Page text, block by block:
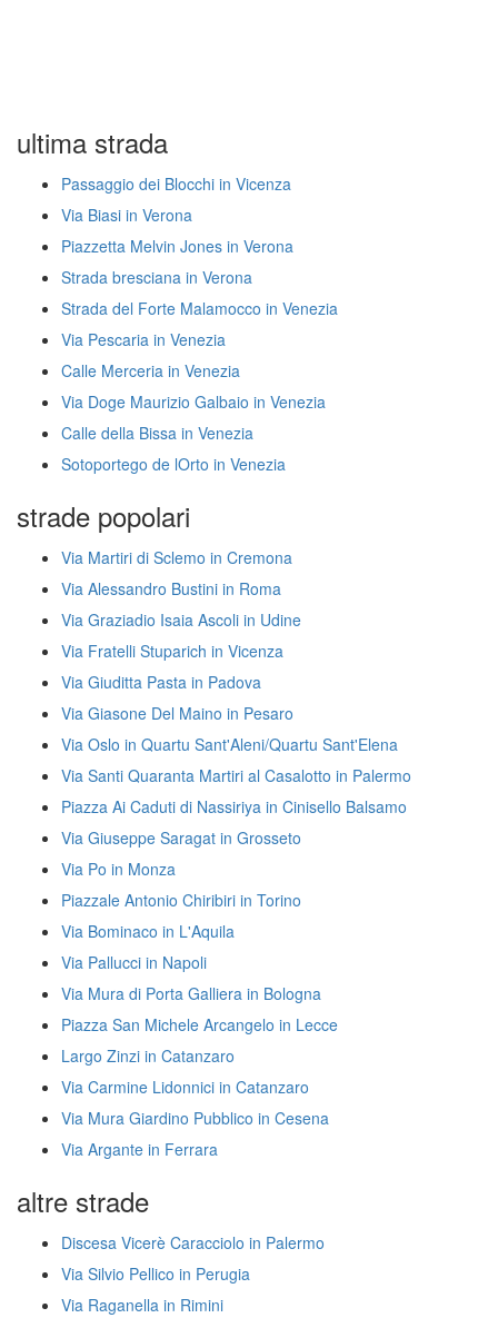
ultima strada
Passaggio dei Blocchi in Vicenza
Via Biasi in Verona
Piazzetta Melvin Jones in Verona
Strada bresciana in Verona
Strada del Forte Malamocco in Venezia
Via Pescaria in Venezia
Calle Merceria in Venezia
Via Doge Maurizio Galbaio in Venezia
Calle della Bissa in Venezia
Sotoportego de lOrto in Venezia
strade popolari
Via Martiri di Sclemo in Cremona
Via Alessandro Bustini in Roma
Via Graziadio Isaia Ascoli in Udine
Via Fratelli Stuparich in Vicenza
Via Giuditta Pasta in Padova
Via Giasone Del Maino in Pesaro
Via Oslo in Quartu Sant'Aleni/Quartu Sant'Elena
Via Santi Quaranta Martiri al Casalotto in Palermo
Piazza Ai Caduti di Nassiriya in Cinisello Balsamo
Via Giuseppe Saragat in Grosseto
Via Po in Monza
Piazzale Antonio Chiribiri in Torino
Via Bominaco in L'Aquila
Via Pallucci in Napoli
Via Mura di Porta Galliera in Bologna
Piazza San Michele Arcangelo in Lecce
Largo Zinzi in Catanzaro
Via Carmine Lidonnici in Catanzaro
Via Mura Giardino Pubblico in Cesena
Via Argante in Ferrara
altre strade
Discesa Vicerè Caracciolo in Palermo
Via Silvio Pellico in Perugia
Via Raganella in Rimini